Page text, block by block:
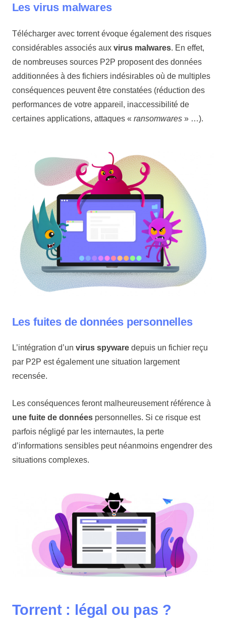
Les virus malwares
Télécharger avec torrent évoque également des risques
considérables associés aux virus malwares. En effet,
de nombreuses sources P2P proposent des données
additionnées à des fichiers indésirables où de multiples
conséquences peuvent être constatées (réduction des
performances de votre appareil, inaccessibilité de
certaines applications, attaques « ransomwares» …).
Les fuites de données personnelles
L’intégration d’un virus spywaredepuis un fichier reçu
par P2P est également une situation largement
recensée.
Les conséquences feront malheureusement référence à
une fuite de donnéespersonnelles. Si ce risque est
parfois négligé par les internautes, la perte
d’informations sensibles peut néanmoins engendrer des
situations complexes.
Torrent : légal ou pas ?